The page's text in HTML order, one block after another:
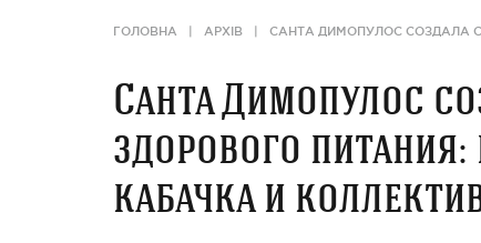
ГОЛОВНА АРХІВ САНТА ДИМОПУЛОС СОЗДАЛА
Санта Димопулос
здорового
кабачка и